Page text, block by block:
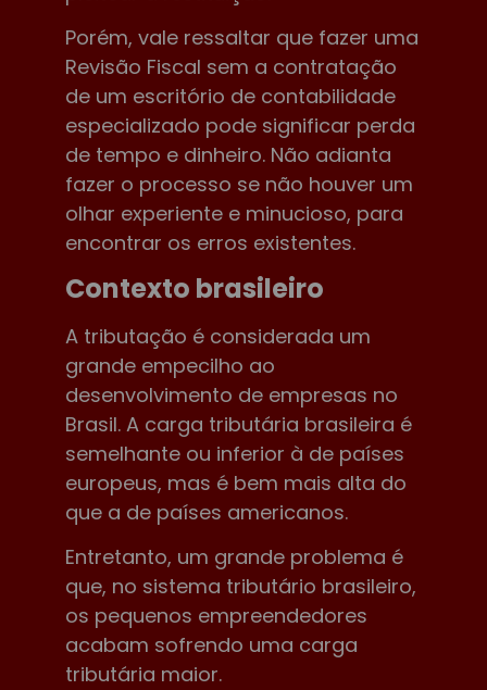
Porém, vale ressaltar que fazer uma
Revisão Fiscal sem a contratação
de um escritório de contabilidade
especializado pode significar perda
de tempo e dinheiro. Não adianta
fazer o processo se não houver um
olhar experiente e minucioso, para
encontrar os erros existentes.
Contexto brasileiro
A tributação é considerada um
grande empecilho ao
desenvolvimento de empresas no
Brasil. A carga tributária brasileira é
semelhante ou inferior à de países
europeus, mas é bem mais alta do
que a de países americanos.
Entretanto, um grande problema é
que, no sistema tributário brasileiro,
os pequenos empreendedores
acabam sofrendo uma carga
tributária maior.